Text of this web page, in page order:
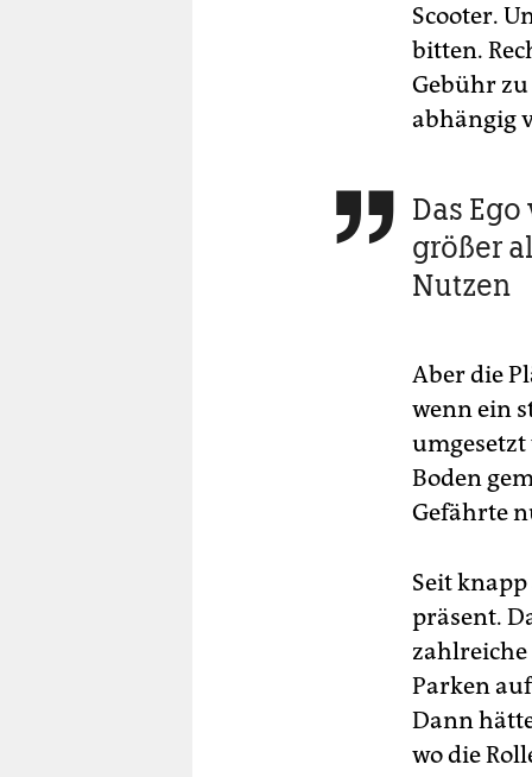
Scooter.
bitten.
Gebühr zu
abhängig
 Das
größer
Nutzen
Aber die
wenn ein
umgesetzt
Boden
Gefährte
Seit
präsent.
zahlreiche
Parken
Dann
wo die